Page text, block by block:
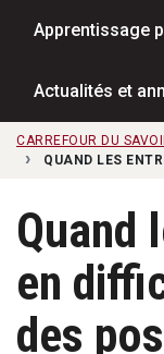
Apprentissage
Actualités et
CARREFOUR DU
QUAND LES
Quand
en
des